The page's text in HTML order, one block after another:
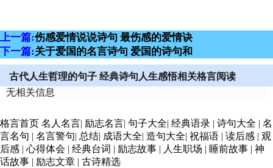
上一篇:伤感爱情说说诗句 最伤感的爱情诀
下一篇:关于爱国的名言诗句 爱国的诗句和
古代人生哲理的句子 经典诗句人生感悟相关格言阅读
无相关信息
格言首页 名人名言| 励志名言| 句子大全| 经典语录 | 诗句大全 | 名
言名句 | 名言警句| 总结| 成语大全| 造句大全| 祝福语 | 读后感 | 观
后感 | 心得体会 | 经典台词 | 励志故事 | 人生职场 | 睡前故事 | 神
话故事 | 励志文章 | 古诗精选